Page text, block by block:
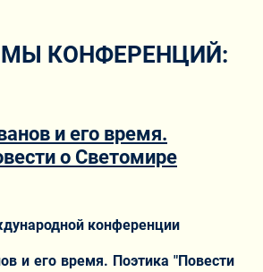
КОНФЕРЕНЦИЙ:
и его время.
о Светомире
конференции
и его время. Поэтика "Повести